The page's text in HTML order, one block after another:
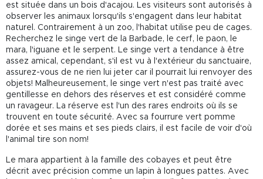
est située dans un bois d'acajou. Les visiteurs sont autorisés à
observer les animaux lorsqu'ils s'engagent dans leur habitat
naturel. Contrairement à un zoo, l'habitat utilise peu de cages.
Recherchez le singe vert de la Barbade, le cerf, le paon, le
mara, l'iguane et le serpent. Le singe vert a tendance à être
assez amical, cependant, s'il est vu à l'extérieur du sanctuaire,
assurez-vous de ne rien lui jeter car il pourrait lui renvoyer des
objets! Malheureusement, le singe vert n'est pas traité avec
gentillesse en dehors des réserves et est considéré comme
un ravageur. La réserve est l'un des rares endroits où ils se
trouvent en toute sécurité. Avec sa fourrure vert pomme
dorée et ses mains et ses pieds clairs, il est facile de voir d'où
l'animal tire son nom!
Le mara appartient à la famille des cobayes et peut être
décrit avec précision comme un lapin à longues pattes. Avec